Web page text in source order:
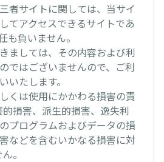
者サイトに関しては、当サイ
てアクセスできるサイトであ
も負いません。
ましては、その内容および利
ではございませんので、ご利
いたします。
くは使用にかかわる損害の責
損害、派生的損害、逸失利
プログラムおよびデータの損
などを含むいかなる損害に対
。